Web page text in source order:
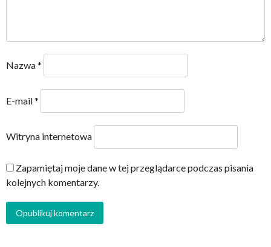
Nazwa*
E-mail*
Witryna internetowa
Zapamiętaj moje dane w tej przeglądarce podczas pisania
kolejnych komentarzy.